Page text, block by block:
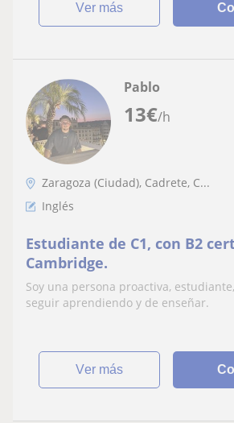
ver más
13€/h
Pablo
Zaragoza (Ciudad), Cadrete, C...
Inglés
Estudiante de C1, con B2
Cambridge.
Soy una persona proactiva,
seguir aprendiendo y de enseñar.
ver más